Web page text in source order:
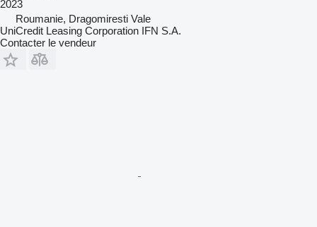
2023
Roumanie, Dragomiresti Vale
UniCredit Leasing Corporation IFN S.A.
Contacter le vendeur